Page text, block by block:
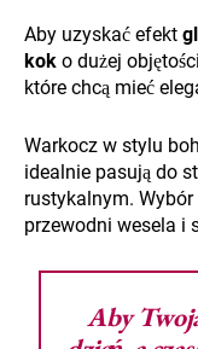
Aby uzyskać efekt
kok o dużej
które chcą mieć
Warkocz w stylu
idealnie pasują do
rustykalnym.
przewodni wesela i
Aby